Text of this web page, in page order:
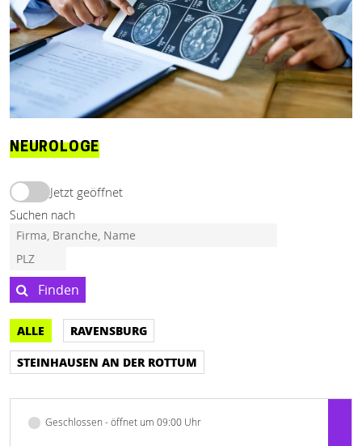
NEUROLOGE
Jetzt geöffnet
Suchen nach
Finden
ALLE
RAVENSBURG
STEINHAUSEN AN DER ROTTUM
Geschlossen - öffnet um 09:00 Uhr